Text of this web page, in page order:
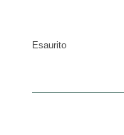
Esaurito